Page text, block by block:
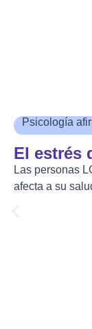
Psicología
El estrés
Las personas
afecta a su